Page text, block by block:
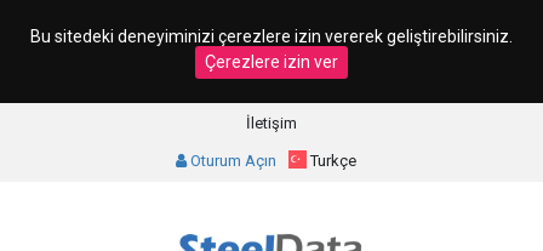
Bu sitedeki deneyiminizi çerezlere izin vererek geliştirebilirsiniz.
Çerezlere izin ver
İletişim
Oturum Açın Turkçe